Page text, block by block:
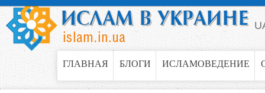
Jump to navigation
ГЛАВНАЯ БЛОГИ ИСЛАМОВЕДЕНИЕ